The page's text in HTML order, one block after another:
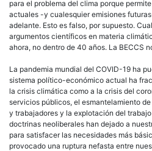
para el problema del clima porque
actuales -y cualesquier emisiones
adelante. Esto es falso, por supuesto.
argumentos científicos en materia
ahora, no dentro de 40 años. La BECCS
La pandemia mundial del COVID-19 ha
sistema político-económico actual ha
la crisis climática como a la crisis del
servicios públicos, el esmantelamiento
y trabajadores y la explotación del
doctrinas neoliberales han dejado a
para satisfacer las necesidades más
provocado una ruptura nefasta entre